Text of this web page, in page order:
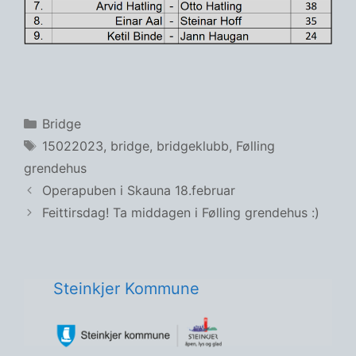
Kategorier
Bridge
Stikkord
15022023, bridge, bridgeklubb, Følling
grendehus
Operapuben i Skauna 18.februar
Feittirsdag! Ta middagen i Følling grendehus :)
Steinkjer Kommune